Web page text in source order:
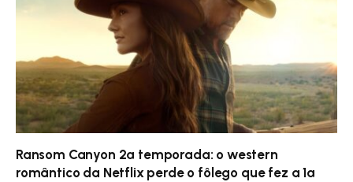
Ransom Canyon 2ª temporada: o western
romântico da Netflix perde o fôlego que fez a 1ª